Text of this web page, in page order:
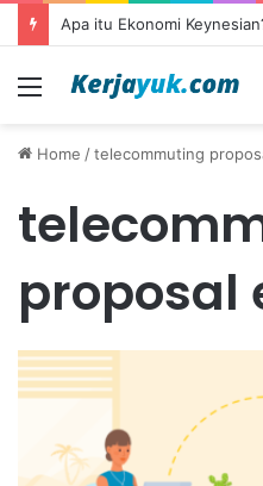
Apa itu Ekonomi
Menu
Home /telecommuting
proposal